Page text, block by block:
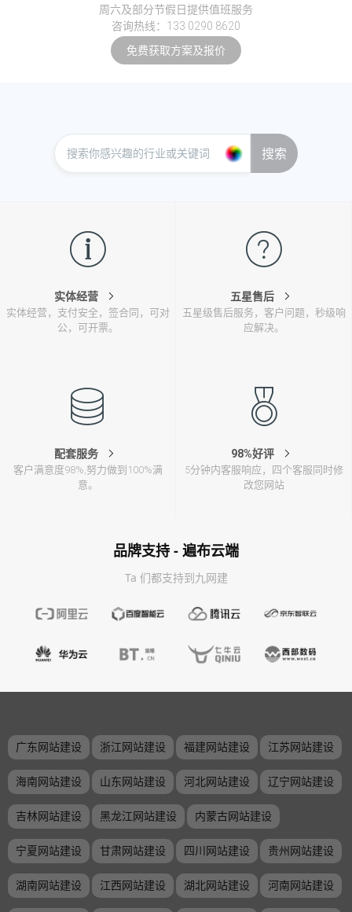
周六及部分节假日提供值班服务
咨询热线：133 0290 8620
免费获取方案及报价
搜索
实体经营
实体经营，支付安全，签合同，可对
公，可开票。
五星售后
五星级售后服务，客户问题，秒级响
应解决。
配套服务
客户满意度98%,努力做到100%满
意。
98%好评
5分钟内客服响应，四个客服同时修
改您网站
品牌支持 - 遍布云端
Ta 们都支持到九网建
广东网站建设 浙江网站建设 福建网站建设 江苏网站建设
海南网站建设 山东网站建设 河北网站建设 辽宁网站建设
吉林网站建设 黑龙江网站建设 内蒙古网站建设
宁夏网站建设 甘肃网站建设 四川网站建设 贵州网站建设
湖南网站建设 江西网站建设 湖北网站建设 河南网站建设